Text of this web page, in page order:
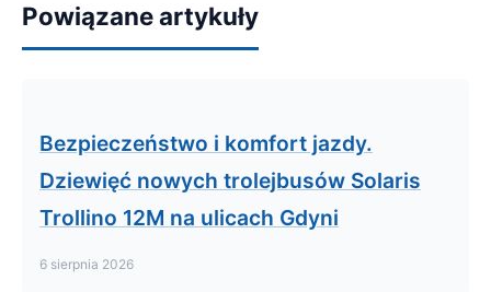
Powiązane artykuły
Bezpieczeństwo i komfort jazdy.
Dziewięć nowych trolejbusów Solaris
Trollino 12M na ulicach Gdyni
6 sierpnia 2026